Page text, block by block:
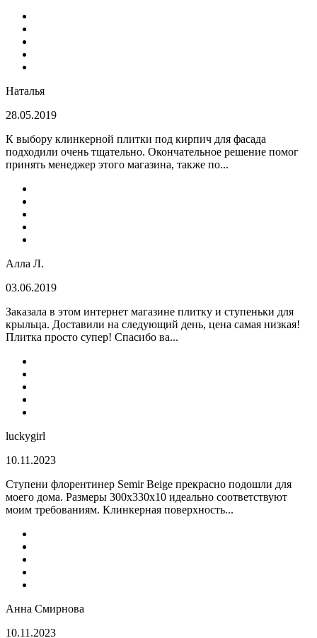
Наталья
28.05.2019
К выбору клинкерной плитки под кирпич для фасада
подходили очень тщательно. Окончательное решение помог
принять менеджер этого магазина, также по...
Алла Л.
03.06.2019
Заказала в этом интернет магазине плитку и ступеньки для
крыльца. Доставили на следующий день, цена самая низкая!
Плитка просто супер! Спасибо ва...
luckygirl
10.11.2023
Ступени флорентинер Semir Beige прекрасно подошли для
моего дома. Размеры 300х330х10 идеально соответствуют
моим требованиям. Клинкерная поверхность...
Анна Смирнова
10.11.2023